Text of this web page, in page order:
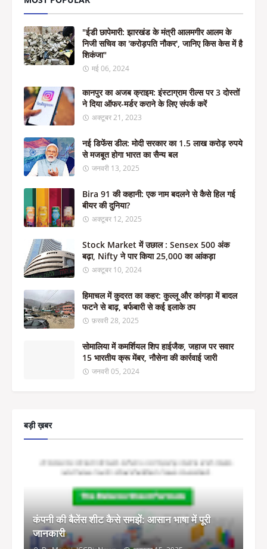
"ईडी छापेमारी: झारखंड के मंत्री आलमगीर आलम के
निजी सचिव का 'करोड़पति नौकर', जानिए किस केस में है
शिकंजा"
मई 06, 2024
कानपुर का अजब क्राइम: इंस्टाग्राम रील्स पर 3 दोस्तों
ने दिया ऑफर-मर्डर कराने के लिए संपर्क करें
अक्टूबर 21, 2023
नई डिफेंस डील: मोदी सरकार का 1.5 लाख करोड़ रुपये
से मजबूत होगा भारत का सैन्य बल
जनवरी 13, 2025
Bira 91 की कहानी: एक नाम बदलने से कैसे हिल गई
बीयर की दुनिया?
अक्टूबर 12, 2025
Stock Market में उछाल : Sensex 500 अंक
बढ़ा, Nifty ने पार किया 25,000 का आंकड़ा
अक्टूबर 10, 2024
हिमाचल में कुदरत का कहर: कुल्लू और कांगड़ा में बादल
फटने से बाढ़, बर्फबारी से कई इलाके ठप
फ़रवरी 28, 2025
सोमालिया में कमर्शियल शिप हाईजैक, जहाज पर सवार
15 भारतीय क्रू मेंबर, नौसेना की कार्रवाई जारी
जनवरी 05, 2024
बड़ी ख़बर
कंपनी की बैलेंस शीट कैसे समझें: आसान भाषा में पूरी
जानकारी